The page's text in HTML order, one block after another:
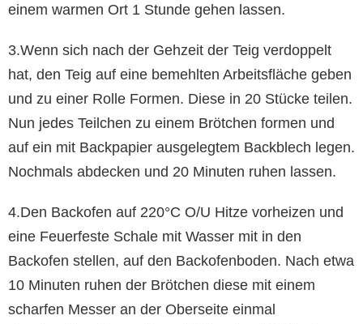
einem warmen Ort 1 Stunde gehen lassen.
3.Wenn sich nach der Gehzeit der Teig verdoppelt
hat, den Teig auf eine bemehlten Arbeitsfläche geben
und zu einer Rolle Formen. Diese in 20 Stücke teilen.
Nun jedes Teilchen zu einem Brötchen formen und
auf ein mit Backpapier ausgelegtem Backblech legen.
Nochmals abdecken und 20 Minuten ruhen lassen.
4.Den Backofen auf 220°C O/U Hitze vorheizen und
eine Feuerfeste Schale mit Wasser mit in den
Backofen stellen, auf den Backofenboden. Nach etwa
10 Minuten ruhen der Brötchen diese mit einem
scharfen Messer an der Oberseite einmal